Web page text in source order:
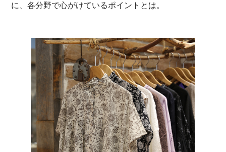
に、各分野で心がけているポイントとは。